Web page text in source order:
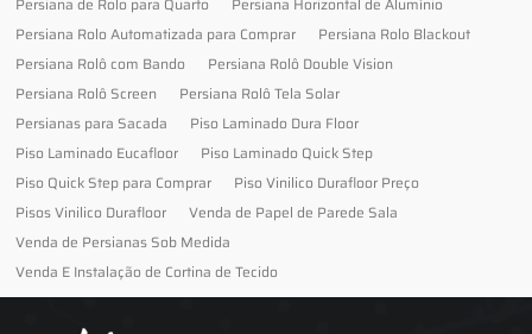
Persiana Rolo Automatizada para Comprar
Persiana Rolo Blackout
Persiana Rolô com Bando
Persiana Rolô Double Vision
Persiana Rolô Screen
Persiana Rolô Tela Solar
Persianas para Sacada
Piso Laminado Dura Floor
Piso Laminado Eucafloor
Piso Laminado Quick Step
Piso Quick Step para Comprar
Piso Vinilico Durafloor Preço
Pisos Vinilico Durafloor
Venda de Papel de Parede Sala
Venda de Persianas Sob Medida
Venda E Instalação de Cortina de Tecido